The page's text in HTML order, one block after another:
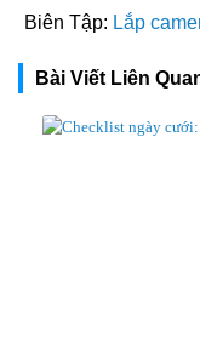
Biên Tập: Lắp
Bài Viết Liên